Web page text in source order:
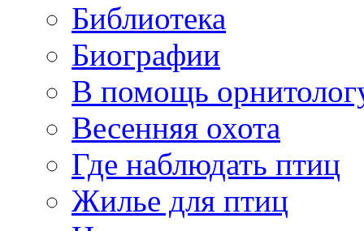
Библиотека
Биографии
В помощь
Весенняя охота
Где наблюдать птиц
Жилье для птиц